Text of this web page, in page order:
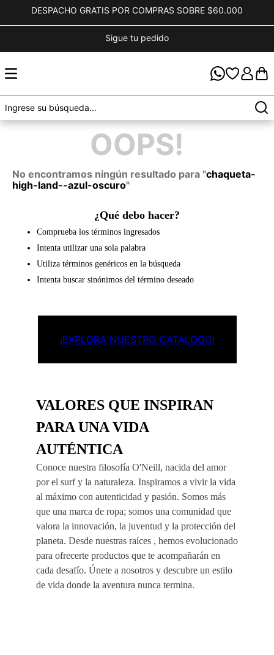
DESPACHO GRATIS POR COMPRAS SOBRE $60.000
Sigue tu pedido
OOPS!
No encontramos ningún resultado para "chaqueta-
high-land--azul-oscuro"
¿Qué debo hacer?
Comprueba los términos ingresados
Intenta utilizar una sola palabra
Utiliza términos genéricos en la búsqueda
Intenta buscar sinónimos del término deseado
¡EXPLORA NUESTRO CATÁLOGO!
VALORES QUE INSPIRAN
PARA UNA VIDA
AUTÉNTICA
Conoce nuestra filosofía O'Neill, nacida del amor
por el surf y la naturaleza. Inspiramos a vivir la vida
al máximo con autenticidad y pasión. Somos más
que una marca de ropa; somos una comunidad que
valora la innovación, la juventud y la protección del
planeta. Desde nuestras raíces , hemos evolucionado
para ofrecerte productos que te acompañarán en
cada desafío. Únete a nosotros y descubre un estilo
de vida donde la aventura nunca termina.